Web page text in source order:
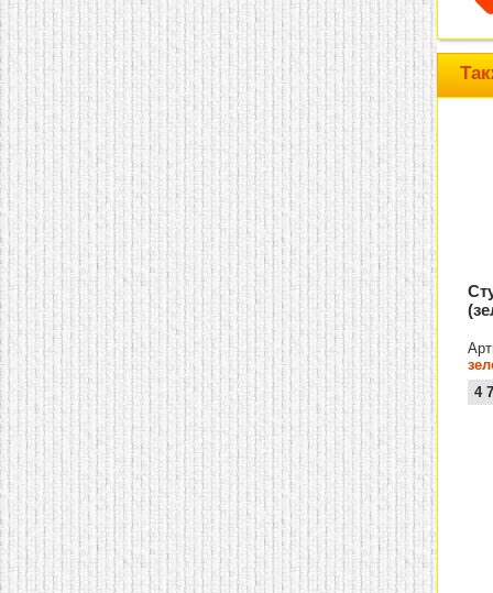
домашнем использовании.
Эта мебель имеет
некоторые преимущества
перед той же стенкой для
гостиной, к примеру,
поскольку она более
легкая и не загромождает
пространство. В спальне
этот предмет можно
поставить у изголовья
кровати, чтобы заполнить
пустующее там
место.
Также стеллажи
очень часто используют в
качестве разграничителей
комнаты, например, на
рабочую зону и
пространство для отдыха.
Особенно это актуально
для однокомнатных
квартир.
4